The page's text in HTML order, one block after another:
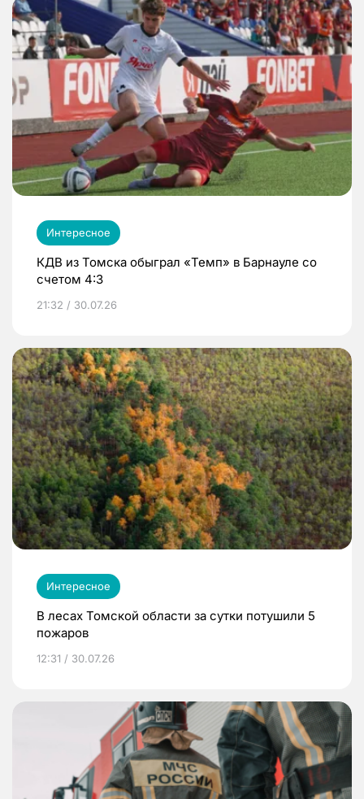
Интересное
КДВ из Томска обыграл «Темп» в Барнауле со
счетом 4:3
21:32 / 30.07.26
Интересное
В лесах Томской области за сутки потушили 5
пожаров
12:31 / 30.07.26